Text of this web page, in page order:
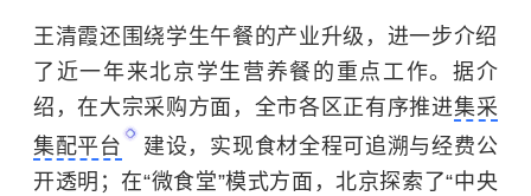
王清霞还围绕学生午餐的产业升级，进一步介绍
了近一年来北京学生营养餐的重点工作。据介
绍，在大宗采购方面，全市各区正有序推进集采
集配平台
建设，实现食材全程可追溯与经费公
开透明；在“微食堂”模式方面，北京探索了“中央